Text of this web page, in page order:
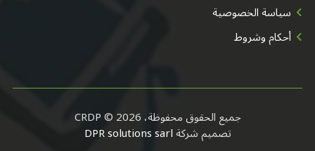
سياسة الخصوصية
أحكام وشروط
جميع الحقوق محفوظة، CRDP © 2026
تصميم شركةDPR solutions sarl